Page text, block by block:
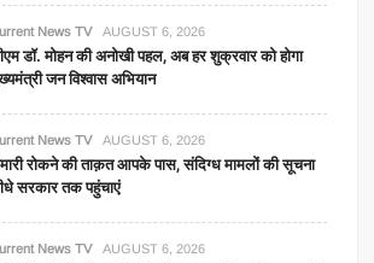
News TV AUGUST 6, 2026
डॉ. मोहन की अनोखी पहल, अब हर शुक्रवार को होगा
जन विश्वास अभियान
News TV AUGUST 6, 2026
रोकने की ताक़त आपके पास, संदिग्ध मामलों की सूचना
सरकार तक पहुंचाएं
News TV AUGUST 6, 2026